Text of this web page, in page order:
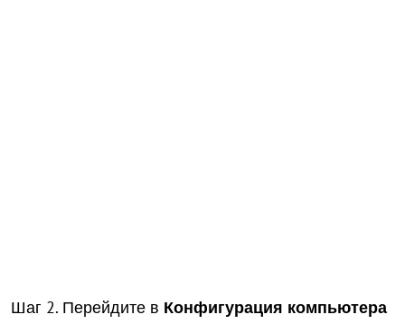
Шаг 2. Перейдите в Конфигурация компьютера